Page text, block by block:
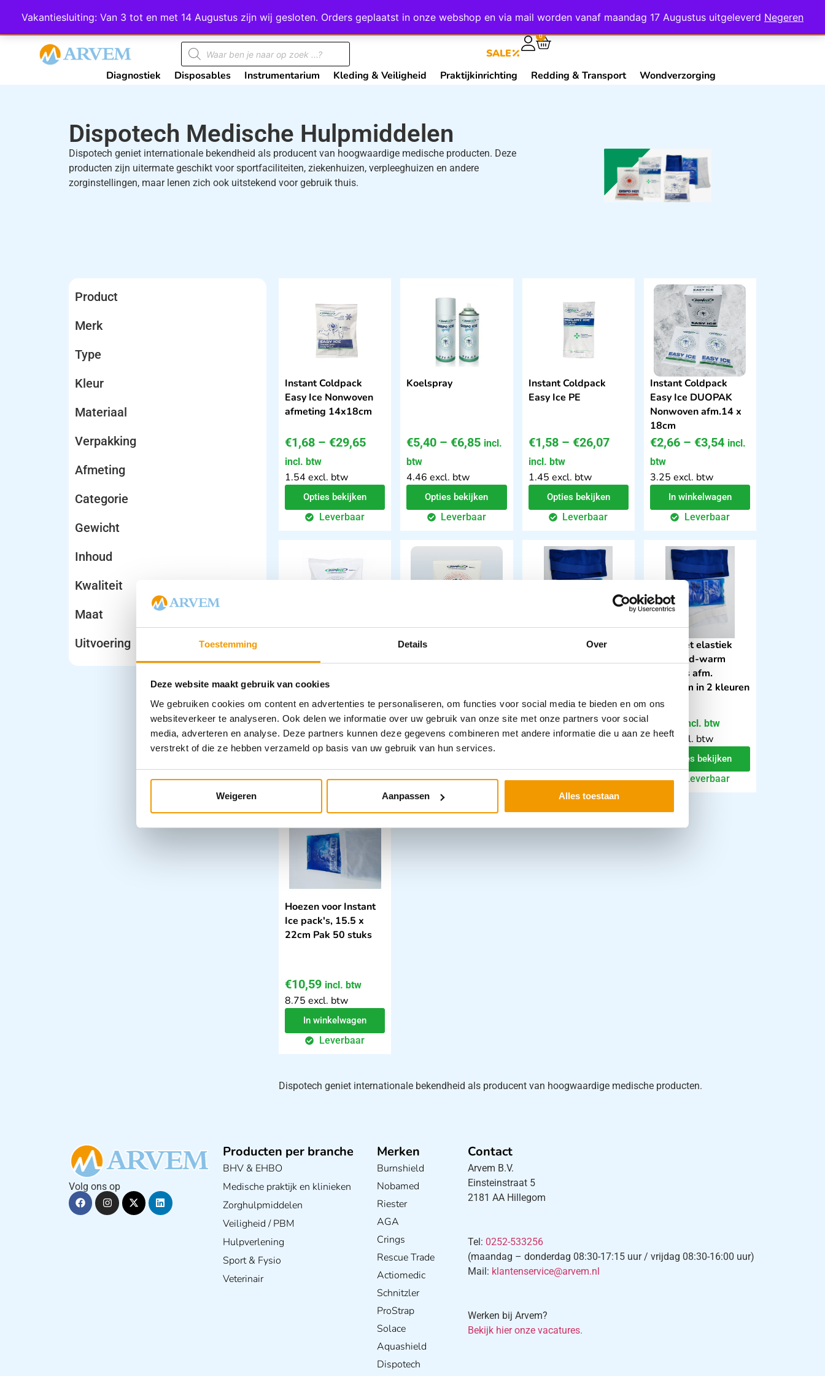
Toestemming Details Over
Deze website maakt gebruik van cookies
We gebruiken cookies om content en advertenties te personaliseren, om functies voor social media te bieden en om ons
websiteverkeer te analyseren. Ook delen we informatie over uw gebruik van onze site met onze partners voor social
media, adverteren en analyse. Deze partners kunnen deze gegevens combineren met andere informatie die u aan ze heeft
verstrekt of die ze hebben verzameld op basis van uw gebruik van hun services.
Weigeren Aanpassen Alles toestaan
Vakantiesluiting: Van 3 tot en met 14 Augustus zijn wij gesloten. Orders geplaatst in onze webshop en via mail worden vanaf maandag 17 Augustus uitgeleverd Negeren
Wij scoren een 4,8 op Google Mijn Account Contact
SALE
0
Diagnostiek Disposables Instrumentarium Kleding & Veiligheid Praktijkinrichting Redding & Transport Wondverzorging
Dispotech Medische Hulpmiddelen
Dispotech geniet internationale bekendheid als producent van hoogwaardige medische producten. Deze
producten zijn uitermate geschikt voor sportfaciliteiten, ziekenhuizen, verpleeghuizen en andere
zorginstellingen, maar lenen zich ook uitstekend voor gebruik thuis.
Product
Merk
Type
Kleur
Materiaal
Verpakking
Afmeting
Categorie
Gewicht
Inhoud
Kwaliteit
Maat
Uitvoering
Instant Coldpack
Easy Ice Nonwoven
afmeting 14x18cm
€1,68 – €29,65
incl. btw
1.54 excl. btw
Opties bekijken
Leverbaar
Koelspray
€5,40 – €6,85 incl.
btw
4.46 excl. btw
Opties bekijken
Leverbaar
Instant Coldpack
Easy Ice PE
€1,58 – €26,07
incl. btw
1.45 excl. btw
Opties bekijken
Leverbaar
Instant Coldpack
Easy Ice DUOPAK
Nonwoven afm.14 x
18cm
€2,66– €3,54 incl.
btw
3.25 excl. btw
In winkelwagen
Leverbaar
Easy Ice Nonwoven
€2,02 – €34,88
incl. btw
1.85 excl. btw
Leverbaar
Instant Hotpack
€1,58 – €37,39
incl. btw
1.45 excl. btw
Leverbaar
Hoes voor koud-
€2,98 incl. btw
2.46 excl. btw
Leverbaar
Hoes met elastiek
voor koud-warm
kompres afm.
11x26cm in 2 kleuren
incl. btw
1.86 excl. btw
Opties bekijken
Leverbaar
Hoezen voor Instant
Ice pack's, 15.5 x
22cm Pak 50 stuks
€10,59 incl. btw
8.75 excl. btw
In winkelwagen
Leverbaar
Dispotech geniet internationale bekendheid als producent van hoogwaardige medische producten.
Volg ons op
Producten per branche
BHV & EHBO
Medische praktijk en klinieken
Zorghulpmiddelen
Veiligheid / PBM
Hulpverlening
Sport & Fysio
Veterinair
Merken
Burnshield
Nobamed
Riester
AGA
Crings
Rescue Trade
Actiomedic
Schnitzler
ProStrap
Solace
Aquashield
Dispotech
Contact
Arvem B.V.
Einsteinstraat 5
2181 AA Hillegom
Tel: 0252-533256
(maandag – donderdag 08:30-17:15 uur / vrijdag 08:30-16:00 uur)
Mail: klantenservice@arvem.nl
Werken bij Arvem?
Bekijk hier onze vacatures.